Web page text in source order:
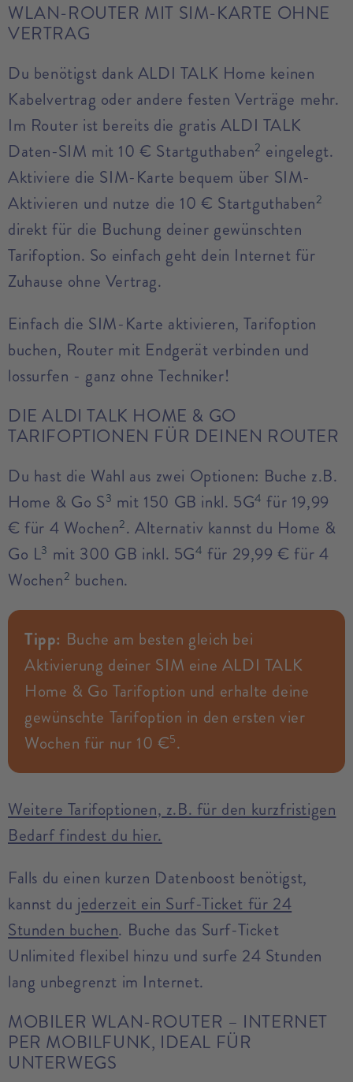
WLAN-ROUTER MIT SIM-KARTE OHNE
VERTRAG
Du benötigst dank ALDI TALK Home keinen
Kabelvertrag oder andere festen Verträge mehr.
Im Router ist bereits die gratis ALDI TALK
Daten-SIM mit 10 € Startguthaben2 eingelegt.
Aktiviere die SIM-Karte bequem über SIM-
Aktivieren und nutze die 10 € Startguthaben2
direkt für die Buchung deiner gewünschten
Tarifoption. So einfach geht dein Internet für
Zuhause ohne Vertrag.
Einfach die SIM-Karte aktivieren, Tarifoption
buchen, Router mit Endgerät verbinden und
lossurfen - ganz ohne Techniker!
DIE ALDI TALK HOME & GO
TARIFOPTIONEN FÜR DEINEN ROUTER
Du hast die Wahl aus zwei Optionen: Buche z.B.
Home & Go S3 mit 150 GB inkl. 5G4 für 19,99
€ für 4 Wochen2. Alternativ kannst du Home &
Go L3 mit 300 GB inkl. 5G4 für 29,99 € für 4
Wochen2 buchen.
Tipp: Buche am besten gleich bei
Aktivierung deiner SIM eine ALDI TALK
Home & Go Tarifoption und erhalte deine
gewünschte Tarifoption in den ersten vier
Wochen für nur 10 €5.
Weitere Tarifoptionen, z.B. für den kurzfristigen
Bedarf findest du hier.
Falls du einen kurzen Datenboost benötigst,
kannst du jederzeit ein Surf-Ticket für 24
Stunden buchen. Buche das Surf-Ticket
Unlimited flexibel hinzu und surfe 24 Stunden
lang unbegrenzt im Internet.
MOBILER WLAN-ROUTER – INTERNET
PER MOBILFUNK, IDEAL FÜR
UNTERWEGS